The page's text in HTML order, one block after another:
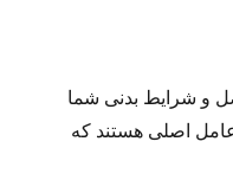
و شرایط بدنی شما
اصلی هستند که